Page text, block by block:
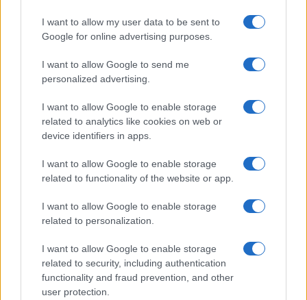
I want to allow my user data to be sent to
Google for online advertising purposes.
I want to allow Google to send me
personalized advertising.
I want to allow Google to enable storage
related to analytics like cookies on web or
device identifiers in apps.
I want to allow Google to enable storage
related to functionality of the website or app.
I want to allow Google to enable storage
related to personalization.
I want to allow Google to enable storage
related to security, including authentication
functionality and fraud prevention, and other
user protection.
Ricevi le nostre ultime news
daGoogle News
F
a
ce
b
o
T
w
it
te
r
Pi
n
te
re
st
W
h
at
s
A
S
h
re
Prossimo articolo